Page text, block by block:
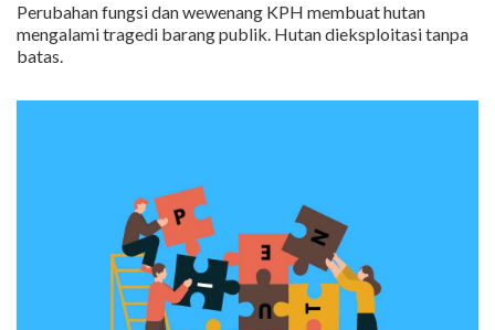
Perubahan fungsi dan wewenang KPH membuat hutan
mengalami tragedi barang publik. Hutan dieksploitasi tanpa
batas.